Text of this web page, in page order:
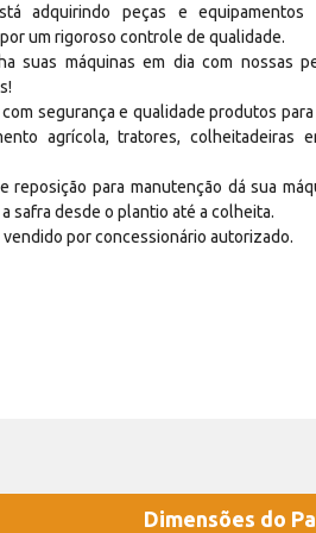
adquirindo peças e equipamentos
um rigoroso controle de qualidade.
suas máquinas em dia com nossas
segurança e qualidade produtos
agrícola, tratores, colheitadeiras
reposição para manutenção dá sua
safra desde o plantio até a colheita.
por concessionário autorizado.
Dimensões do